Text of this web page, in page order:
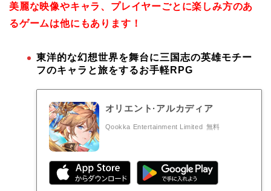
美麗な映像やキャラ、プレイヤーごとに楽しみ方のあ
るゲームは他にもあります！
東洋的な幻想世界を舞台に三国志の英雄モチー
フのキャラと旅をするお手軽RPG
オリエント·アルカディア
Qookka Entertainment Limited 無料